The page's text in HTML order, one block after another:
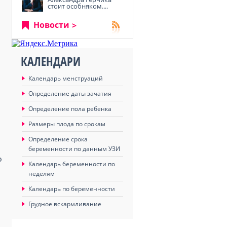
стоит особняком....
Новости
КАЛЕНДАРИ
Календарь менструаций
Определение даты зачатия
Определение пола ребенка
Размеры плода по срокам
Определение срока
беременности по данным УЗИ
Календарь беременности по
неделям
Календарь по беременности
Грудное вскармливание